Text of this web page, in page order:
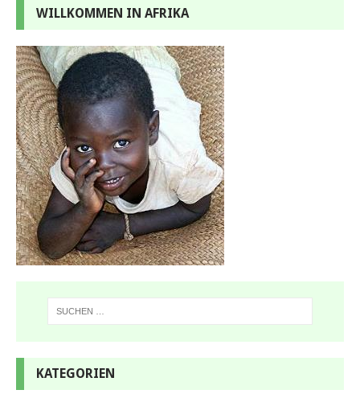
WILLKOMMEN IN AFRIKA
KATEGORIEN